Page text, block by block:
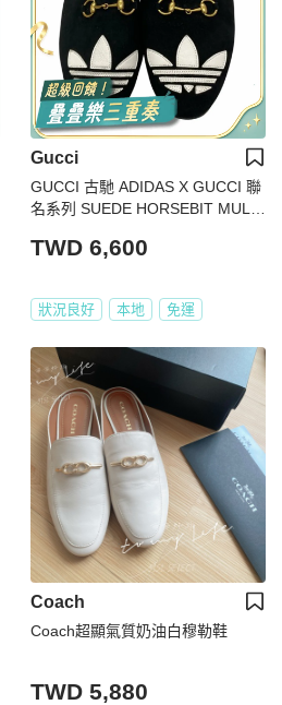
Gucci
GUCCI 古馳 ADIDAS X GUCCI 聯
名系列 SUEDE HORSEBIT MULE
TWD 6,600
狀況良好 本地 免運
Coach
Coach超顯氣質奶油白穆勒鞋
TWD 5,880